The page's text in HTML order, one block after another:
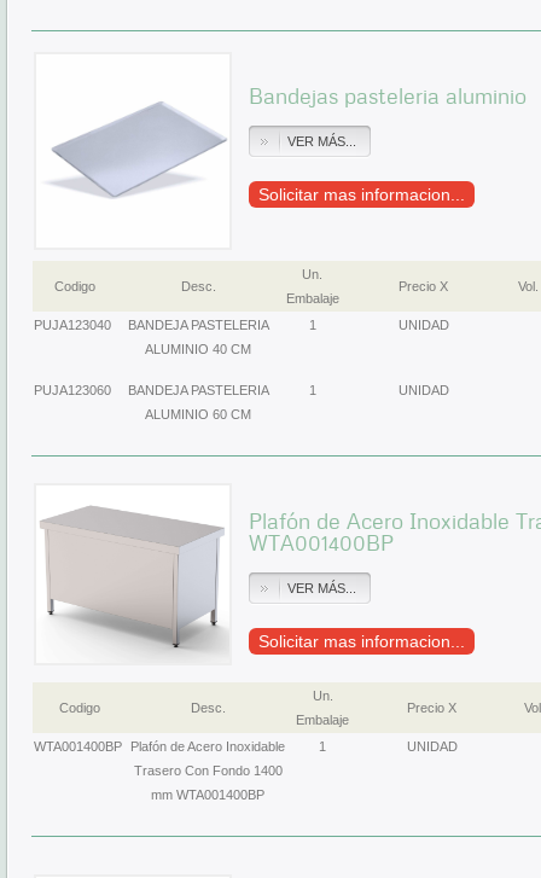
Bandejas pasteleri­a aluminio
VER MÁS...
Solicitar mas informacion...
Codigo Desc.
Un.
Embalaje
Precio X Vol.
PUJA123040
BANDEJA PASTELERIA
ALUMINIO 40 CM
1 UNIDAD
PUJA123060
BANDEJA PASTELERIA
ALUMINIO 60 CM
1 UNIDAD
Plafón de Acero Inoxidable
WTA001400BP
VER MÁS...
Solicitar mas informacion...
Codigo Desc.
Un.
Embalaje
Precio X
WTA001400BP
Plafón de Acero Inoxidable
Trasero Con Fondo 1400
mm WTA001400BP
1 UNIDAD